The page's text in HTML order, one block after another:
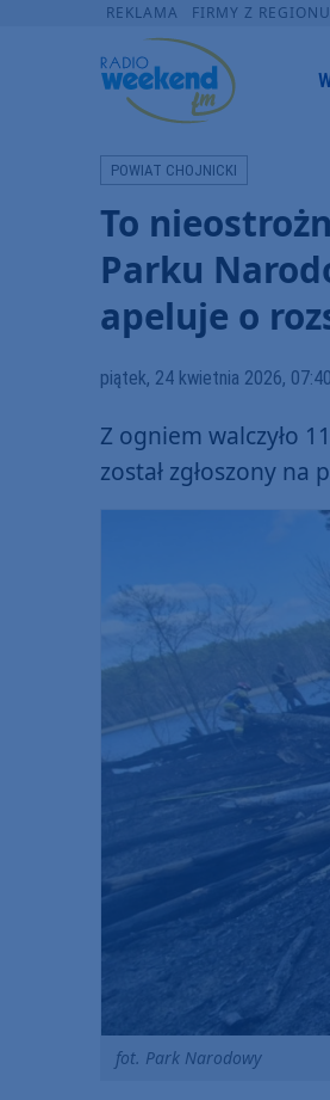
REKLAMA FIRMY Z REGIONU
POWIAT CHOJNICKI
To
Parku
apeluje o
piątek, 24 kwietnia 2026, 07:40
Z ogniem walczyło
został zgłoszony na
fot. Park Narodowy